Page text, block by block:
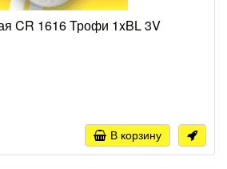
CR 1616 Трофи 1xBL 3V
В корзину